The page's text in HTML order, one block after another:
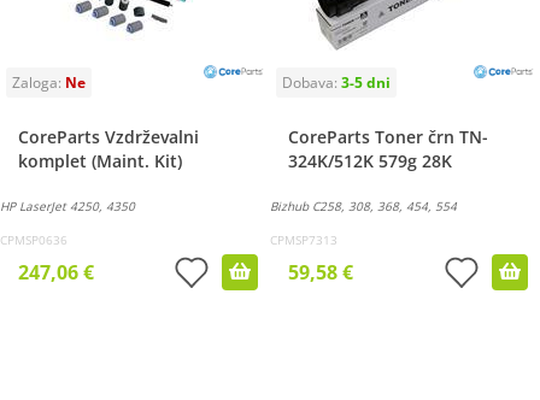
CoreParts Vzdrževalni
komplet (Maint. Kit)
HP LaserJet 4250, 4350
CPMSP0636
247,06 €
CoreParts Toner črn TN-
324K/512K 579g 28K
Bizhub C258, 308, 368, 454, 554
CPMSP7313
59,58 €